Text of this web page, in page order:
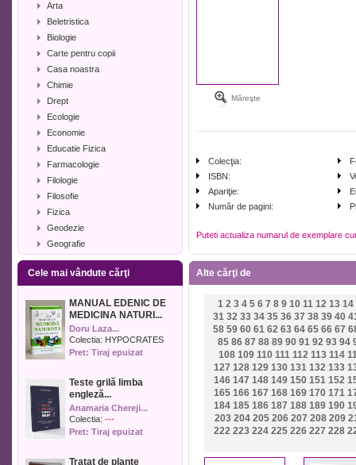
Arta
Beletristica
Biologie
Carte pentru copii
Casa noastra
Chimie
Drept
Ecologie
Economie
Educatie Fizica
Farmacologie
Filologie
Filosofie
Fizica
Geodezie
Geografie
Geologie
Industrie alimentara
Istorie
Istorie literara
Lexicologie
Management
Matematica
Media
Medicina umana
Medicina veterinara
Cele mai vândute cărţi
MANUAL EDENIC DE
MEDICINA NATURI...
Doru Laza...
Colectia: HYPOCRATES
Pret: Tiraj epuizat
Teste grilă limba
engleză...
Anamaria Chereji...
Colectia: ---
Pret: Tiraj epuizat
Tratat de plante
Măreşte
Colecţia:
ISBN:
Apariţie:
Număr de pagini:
Puteti actualiza numarul de exemplare
Alte cărţi de
1 2 3 4 5 6 7 8 9 10 11 12 13 14
31 32 33 34 35 36 37 38 39 40
58 59 60 61 62 63 64 65 66 67
85 86 87 88 89 90 91 92 93 94
108 109 110 111 112 113 114
127 128 129 130 131 132 133
146 147 148 149 150 151 152
165 166 167 168 169 170 171
184 185 186 187 188 189 190
203 204 205 206 207 208 209
222 223 224 225 226 227 228